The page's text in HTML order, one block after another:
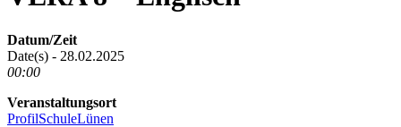
Datum/Zeit
Date(s) - 28.02.2025
00:00
Veranstaltungsort
ProfilSchuleLünen